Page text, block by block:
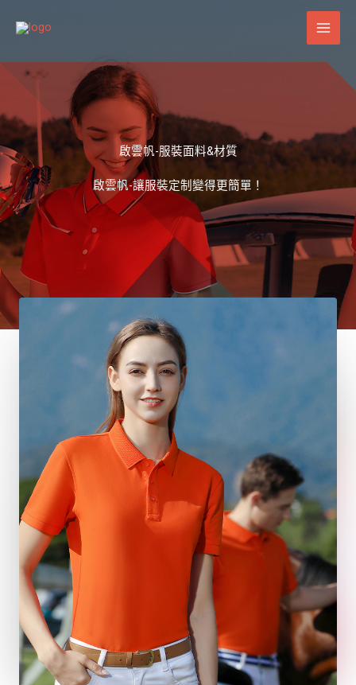
容
啟雲帆-服裝面料&材質
啟雲帆-讓服裝定制變得更簡單！